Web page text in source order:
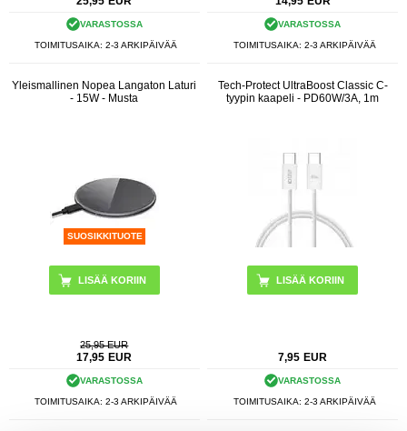
VARASTOSSA
TOIMITUSAIKA: 2-3 ARKIPÄIVÄÄ
VARASTOSSA
TOIMITUSAIKA: 2-3 ARKIPÄIVÄÄ
Yleismallinen Nopea Langaton Laturi
- 15W - Musta
SUOSIKKITUOTE
25,95 EUR
17,95 EUR
VARASTOSSA
TOIMITUSAIKA: 2-3 ARKIPÄIVÄÄ
Tech-Protect UltraBoost Classic C-
tyypin kaapeli - PD60W/3A, 1m
LISÄÄ KORIIN
7,95 EUR
VARASTOSSA
TOIMITUSAIKA: 2-3 ARKIPÄIVÄÄ